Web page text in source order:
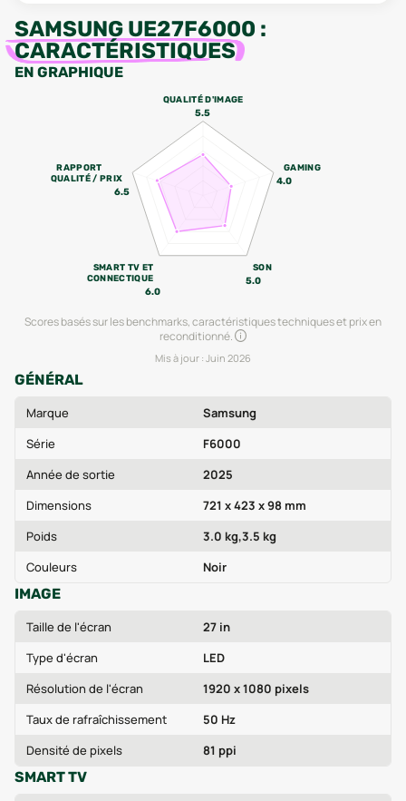
SAMSUNG UE27F6000 :
CARACTÉRISTIQUES
EN GRAPHIQUE
QUALITÉ D'IMAGE
5.5
GAMING
4.0
SON
5.0
SMART TV ET
CONNECTIQUE
6.0
RAPPORT
QUALITÉ / PRIX
6.5
Scores basés sur les benchmarks, caractéristiques techniques et prix en
reconditionné.
Mis à jour : Juin 2026
GÉNÉRAL
Marque
Samsung
Série
F6000
Année de sortie
2025
Dimensions
721 x 423 x 98 mm
Poids
3.0 kg,3.5 kg
Couleurs
Noir
IMAGE
Taille de l'écran
27 in
Type d'écran
LED
Résolution de l'écran
1920 x 1080 pixels
Taux de rafraîchissement
50 Hz
Densité de pixels
81 ppi
SMART TV